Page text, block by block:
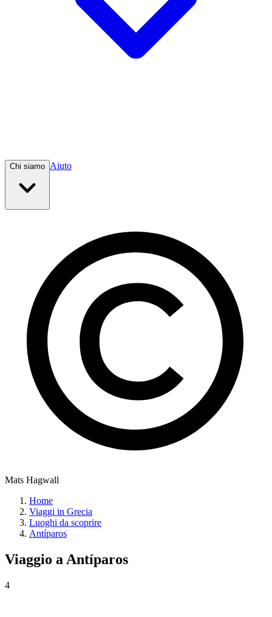
Chi siamo Aiuto
Mats Hagwall
Home
Viaggi in Grecia
Luoghi da scoprire
Antíparos
Viaggio aAntíparos
4